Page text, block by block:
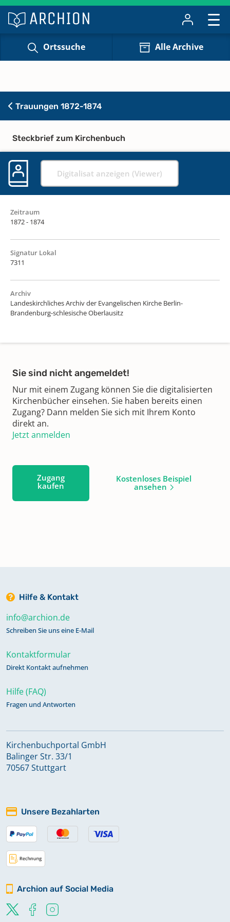
Ortssuche Alle Archive
Trauungen 1872-1874
Steckbrief zum Kirchenbuch
Digitalisat anzeigen (Viewer)
Zeitraum
1872 - 1874
Signatur Lokal
7311
Archiv
Landeskirchliches Archiv der Evangelischen Kirche Berlin-
Brandenburg-schlesische Oberlausitz
Sie sind nicht angemeldet!
Nur mit einem Zugang können Sie die digitalisierten
Kirchenbücher einsehen. Sie haben bereits einen
Zugang? Dann melden Sie sich mit Ihrem Konto
direkt an.
Jetzt anmelden
Zugang
kaufen
Kostenloses Beispiel
ansehen
Hilfe & Kontakt
info@archion.de
Schreiben Sie uns eine E-Mail
Kontaktformular
Direkt Kontakt aufnehmen
Hilfe (FAQ)
Fragen und Antworten
Kirchenbuchportal GmbH
Balinger Str. 33/1
70567 Stuttgart
Unsere Bezahlarten
Archion auf Social Media